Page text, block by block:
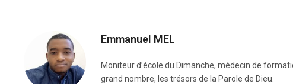
Emmanuel MEL
Moniteur d’école du Dimanche, médecin de
grand nombre, les trésors de la Parole de Dieu.